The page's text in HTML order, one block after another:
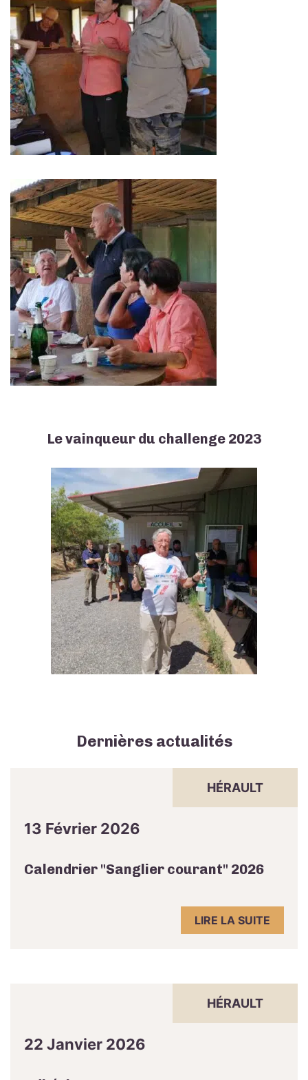
Le vainqueur du challenge 2023
Dernières actualités
HÉRAULT
13 Février 2026
Calendrier "Sanglier courant" 2026
LIRE LA SUITE
HÉRAULT
22 Janvier 2026